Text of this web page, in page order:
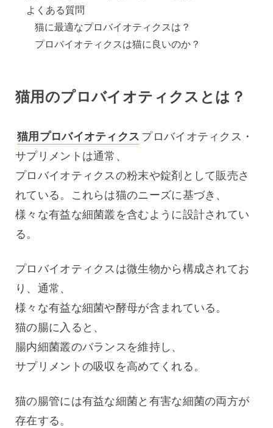
よくある質問
猫に最適なプロバイオティクスは？
プロバイオティクスは猫に良いのか？
猫用のプロバイオティクスとは？
猫用プロバイオティクス プロバイオティクス・
サプリメントは通常、
プロバイオティクスの粉末や錠剤として販売さ
れている。これらは猫のニーズに基づき、
様々な有益な細菌叢を含むように設計されてい
る。
プロバイオティクスは微生物から構成されてお
り、通常、
様々な有益な細菌や酵母が含まれている。
猫の腸に入ると、
腸内細菌叢のバランスを維持し、
サプリメントの吸収を高めてくれる。
猫の腸管には有益な細菌と有害な細菌の両方が
存在する。